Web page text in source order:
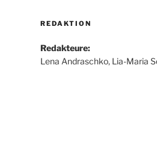
REDAKTION
Redakteure:
Lena Andraschko, Lia-Maria